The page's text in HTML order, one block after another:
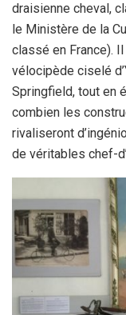
draisienne cheval,
le Ministère de la
classé en France).
vélocipède ciselé
Springfield, tout en
combien les
rivaliseront
de véritables chef-